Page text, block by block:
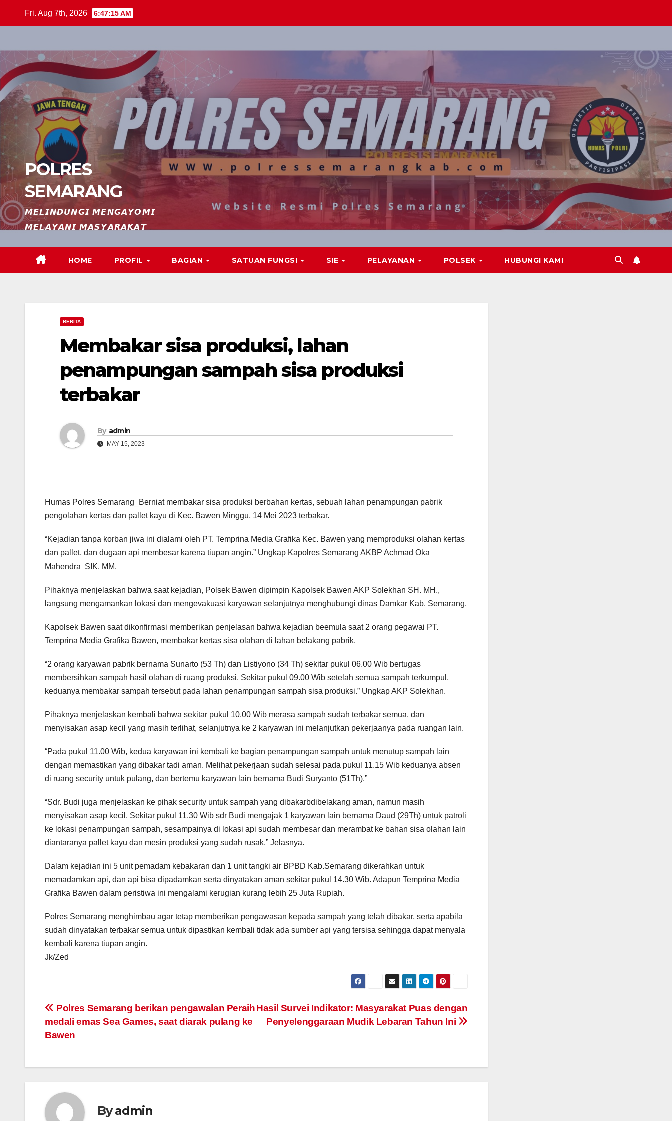
Fri. Aug 7th, 2026 6:47:16 AM
POLRES
SEMARANG
𝙈𝙀𝙇𝙄𝙉𝘿𝙐𝙉𝙂𝙄 𝙈𝙀𝙉𝙂𝘼𝙔𝙊𝙈𝙄
𝙈𝙀𝙇𝘼𝙔𝘼𝙉𝙄 𝙈𝘼𝙎𝙔𝘼𝙍𝘼𝙆𝘼𝙏
HOME PROFIL BAGIAN SATUAN FUNGSI SIE PELAYANAN POLSEK HUBUNGI KAMI
BERITA
Membakar sisa produksi, lahan
penampungan sampah sisa produksi
terbakar
By admin
MAY 15, 2023
Humas Polres Semarang_Berniat membakar sisa produksi berbahan kertas, sebuah lahan penampungan pabrik
pengolahan kertas dan pallet kayu di Kec. Bawen Minggu, 14 Mei 2023 terbakar.
“Kejadian tanpa korban jiwa ini dialami oleh PT. Temprina Media Grafika Kec. Bawen yang memproduksi olahan kertas
dan pallet, dan dugaan api membesar karena tiupan angin.” Ungkap Kapolres Semarang AKBP Achmad Oka
Mahendra SIK. MM.
Pihaknya menjelaskan bahwa saat kejadian, Polsek Bawen dipimpin Kapolsek Bawen AKP Solekhan SH. MH.,
langsung mengamankan lokasi dan mengevakuasi karyawan selanjutnya menghubungi dinas Damkar Kab. Semarang.
Kapolsek Bawen saat dikonfirmasi memberikan penjelasan bahwa kejadian beemula saat 2 orang pegawai PT.
Temprina Media Grafika Bawen, membakar kertas sisa olahan di lahan belakang pabrik.
“2 orang karyawan pabrik bernama Sunarto (53 Th) dan Listiyono (34 Th) sekitar pukul 06.00 Wib bertugas
membersihkan sampah hasil olahan di ruang produksi. Sekitar pukul 09.00 Wib setelah semua sampah terkumpul,
keduanya membakar sampah tersebut pada lahan penampungan sampah sisa produksi.” Ungkap AKP Solekhan.
Pihaknya menjelaskan kembali bahwa sekitar pukul 10.00 Wib merasa sampah sudah terbakar semua, dan
menyisakan asap kecil yang masih terlihat, selanjutnya ke 2 karyawan ini melanjutkan pekerjaanya pada ruangan lain.
“Pada pukul 11.00 Wib, kedua karyawan ini kembali ke bagian penampungan sampah untuk menutup sampah lain
dengan memastikan yang dibakar tadi aman. Melihat pekerjaan sudah selesai pada pukul 11.15 Wib keduanya absen
di ruang security untuk pulang, dan bertemu karyawan lain bernama Budi Suryanto (51Th).”
“Sdr. Budi juga menjelaskan ke pihak security untuk sampah yang dibakarbdibelakang aman, namun masih
menyisakan asap kecil. Sekitar pukul 11.30 Wib sdr Budi mengajak 1 karyawan lain bernama Daud (29Th) untuk patroli
ke lokasi penampungan sampah, sesampainya di lokasi api sudah membesar dan merambat ke bahan sisa olahan lain
diantaranya pallet kayu dan mesin produksi yang sudah rusak.” Jelasnya.
Dalam kejadian ini 5 unit pemadam kebakaran dan 1 unit tangki air BPBD Kab.Semarang dikerahkan untuk
memadamkan api, dan api bisa dipadamkan serta dinyatakan aman sekitar pukul 14.30 Wib. Adapun Temprina Media
Grafika Bawen dalam peristiwa ini mengalami kerugian kurang lebih 25 Juta Rupiah.
Polres Semarang menghimbau agar tetap memberikan pengawasan kepada sampah yang telah dibakar, serta apabila
sudah dinyatakan terbakar semua untuk dipastikan kembali tidak ada sumber api yang tersisa sehingga dapat menyala
kembali karena tiupan angin.
Jk/Zed
Post
navigation
Hasil Survei Indikator: Masyarakat Puas dengan
Penyelenggaraan Mudik Lebaran Tahun Ini
Polres Semarang berikan pengawalan Peraih
medali emas Sea Games, saat diarak pulang ke
Bawen
Byadmin